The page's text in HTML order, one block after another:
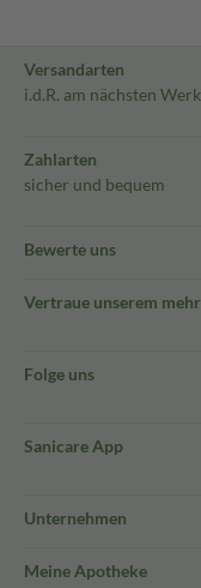
Versandarten
i.d.R. am nächsten
Zahlarten
sicher und bequem
Bewerte uns
Vertraue unserem
Folge uns
Sanicare App
Unternehmen
Meine Apotheke